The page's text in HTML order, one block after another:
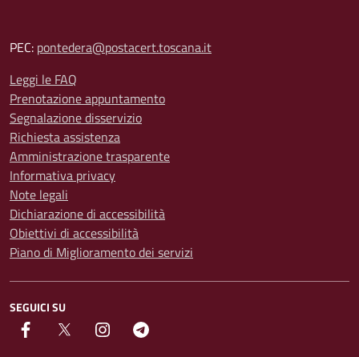
PEC: pontedera@postacert.toscana.it
Leggi le FAQ
Prenotazione appuntamento
Segnalazione disservizio
Richiesta assistenza
Amministrazione trasparente
Informativa privacy
Note legali
Dichiarazione di accessibilità
Obiettivi di accessibilità
Piano di Miglioramento dei servizi
SEGUICI SU
facebook Twitter instagram